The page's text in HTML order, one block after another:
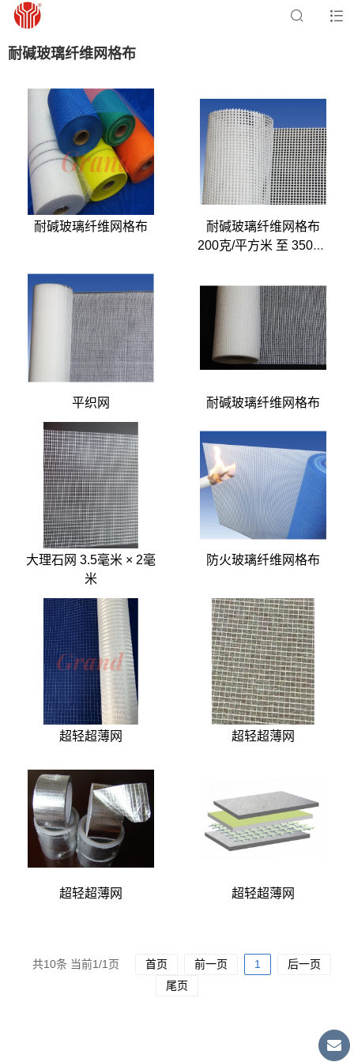
耐碱玻璃纤维网格布
耐碱玻璃纤维网格布
耐碱玻璃纤维网格布
200克/平方米 至 350克/
平织网 耐碱玻璃纤维网格布
大理石网 3.5毫米 × 2毫
米
防火玻璃纤维网格布
超轻超薄网 超轻超薄网
超轻超薄网 超轻超薄网
共10条 当前1/1页 首页 前一页 1
后一页
尾页